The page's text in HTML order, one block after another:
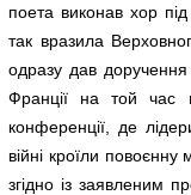
поета виконав хор
так вразила
одразу дав
Франції на той час
конференції, де
війні кроїли
згідно із заявленим